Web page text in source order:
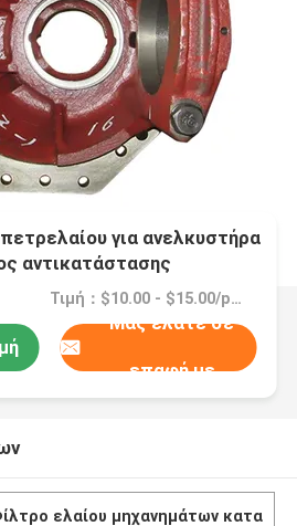
για ανελκυστήρα
αντικατάστασης
Τιμή：$10.00 - $15.00/pieces
Μας ελάτε σε
επαφή με
ελαίου μηχανημάτων κατα